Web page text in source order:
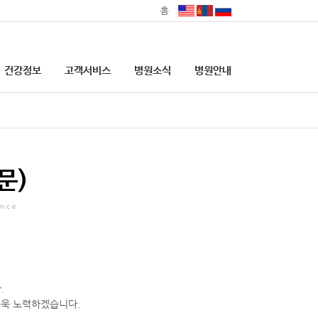
홈
건강정보 고객서비스 병원소식 병원안내
의료기관 본인확인 의무화
)
노력하겠습니다.